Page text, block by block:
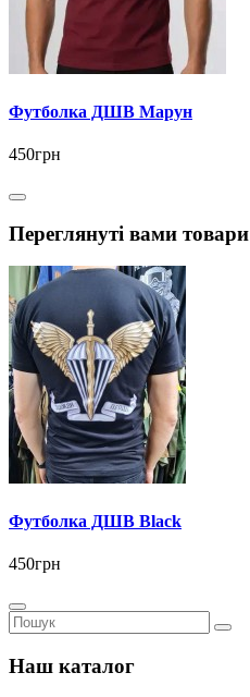
Футболка ДШВ Марун
450грн
Переглянуті вами товари
Футболка ДШВ Black
450грн
Наш каталог